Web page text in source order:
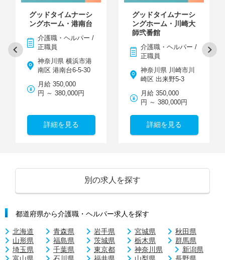
グッドタイムナーシ
ングホーム・港南台
介護職・ヘルパー /
正職員
神奈川県 横浜市港
南区 港南台6-5-30
月給 350,000
円 ～ 380,000円
詳細を見る
グッドタイムナーシ
ングホーム・川崎大
師弐番館
介護職・ヘルパー /
正職員
神奈川県 川崎市川
崎区 出来野5-3
月給 350,000
円 ～ 380,000円
詳細を見る
別の求人を探す
都道府県から介護職・ヘルパー求人を探す
北海道 青森県 岩手県 宮城県
秋田県
山形県
福島県 茨城県 栃木県
群馬県
埼玉県
千葉県 東京都 神奈川県
新潟県
富山県
石川県 福井県 山梨県
長野県